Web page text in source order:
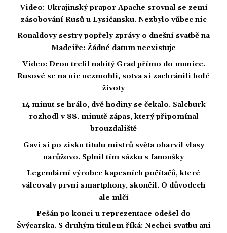
Video: Ukrajinský prapor Apache srovnal se zemí
zásobování Rusů u Lysičansku. Nezbylo vůbec nic
Ronaldovy sestry popřely zprávy o dnešní svatbě na
Madeiře: Žádné datum neexistuje
Video: Dron trefil nabitý Grad přímo do munice.
Rusové se na nic nezmohli, sotva si zachránili holé
životy
14 minut se hrálo, dvě hodiny se čekalo. Salcburk
rozhodl v 88. minutě zápas, který připomínal
brouzdaliště
Gavi si po zisku titulu mistrů světa obarvil vlasy
narůžovo. Splnil tím sázku s fanoušky
Legendární výrobce kapesních počítačů, které
válcovaly první smartphony, skončil. O důvodech
ale mlčí
Pešán po konci u reprezentace odešel do
Švýcarska. S druhým titulem říká: Nechci svatbu ani